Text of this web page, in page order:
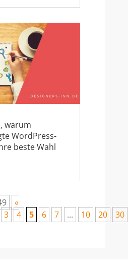
warum
WordPress-
beste Wahl
«
3 4 5 6 7 ... 10 20
30